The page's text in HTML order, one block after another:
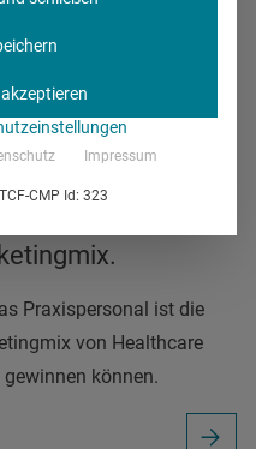
Sie die fünfte
Praxispersonal ist die
von Healthcare
können.
Impressum
CMP Id: 323